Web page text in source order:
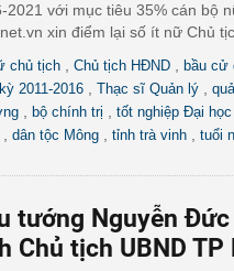
2021 với mục tiêu 35% cán bộ
xin điểm lại số ít nữ Chủ
chủ tịch Chủ tịch HĐND bầu cử
2011-2016 Thạc sĩ Quản lý
bộ chính trị tốt nghiệp Đại học
dân tộc Mông tỉnh trà vinh tuổi
tướng Nguyễn
Chủ tịch UBND TP